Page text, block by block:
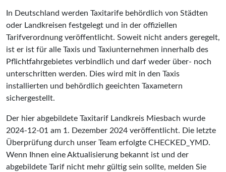
In Deutschland werden Taxitarife behördlich von Städten
oder Landkreisen festgelegt und in der offiziellen
Tarifverordnung veröffentlicht. Soweit nicht anders geregelt,
ist er ist für alle Taxis und Taxiunternehmen innerhalb des
Pflichtfahrgebietes verbindlich und darf weder über- noch
unterschritten werden. Dies wird mit in den Taxis
installierten und behördlich geeichten Taxametern
sichergestellt.
Der hier abgebildete Taxitarif Landkreis Miesbach wurde
2024-12-01 am 1. Dezember 2024 veröffentlicht. Die letzte
Überprüfung durch unser Team erfolgte CHECKED_YMD.
Wenn Ihnen eine Aktualisierung bekannt ist und der
abgebildete Tarif nicht mehr gültig sein sollte, melden Sie